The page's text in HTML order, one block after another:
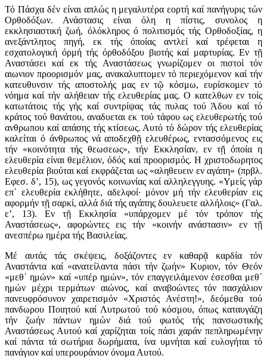
Τό Πάσχα δέν είναι απλώς η μεγαλυτέρα εορτή καί πανήγυρις τών
Ορθοδόξων. Ανάστασις είναι όλη η πίστις, συνολος η
εκκλησιαστική ζωή, όλόκληρος ό πολιτισμός τής Ορθοδοξίας, η
ανεξάντλητος πηγή, εκ τής όποίας αντλεί καί τρέφεται η
εσχατολογική όρμή τής όρθοδόξου βιοτής καί μαρτυρίας. Εν τῇ
Αναστάσει καί εκ τής Αναστάσεως γνωρίζομεν οι πιστοί τόν
αιωνιον προορισμόν μας, ανακαλυπτομεν τό περιεχόμενον καί τήν
κατευθυνσιν τής αποστολής μας εν τῷ κόσμω, ευρίσκομεν τό
νόημα καί τήν αλήθειαν τής ελευθερίας μας. Ο κατελθων εν τοίς
κατωτάτοις τής γής καί συντρίψας τάς πυλας τού Άδου καί τό
κράτος τού θανάτου, αναδυεται εκ τού τάφου ως ελευθερωτής τού
ανθρωπου καί απάσης τής κτίσεως. Αυτό τό δώρον τής ελευθερίας
καλείται ό άνθρωπος νά αποδεχθῇ ελευθέρως, εντασσόμενος εις
τήν «κοινότητα τής θεωσεως», τήν Εκκλησίαν, εν τῇ όποία η
ελευθερία είναι θεμέλιον, όδός καί προορισμός. Η χριστοδωρητος
ελευθερία βιούται καί εκφράζεται ως «αληθευειν εν αγάπη» (πρβλ.
Εφεσ. δ’, 15), ως γεγονός κοινωνίας καί αλληλεγγυης. «Υμείς γάρ
επ᾿ ελευθερία εκλήθητε, αδελφοί· μόνον μή τήν ελευθερίαν εις
αφορμήν τῇ σαρκί, αλλά διά τής αγάπης δουλευετε αλλήλοις» (Γαλ.
ε’, 13). Εν τῇ Εκκλησία «υπάρχομεν μέ τόν τρόπον τής
Αναστάσεως», αφορώντες εις τήν «κοινήν ανάστασιν» εν τῇ
ανεσπέρω ημέρα τής Βασιλείας.
Μέ αυτάς τάς σκέψεις, δοξάζοντες εν καθαρᾷ καρδία τόν
Αναστάντα καί «ανατείλαντα πάσι τήν ζωήν» Κυριον, τόν Θεόν
«μεθ᾿ ημών» καί «υπέρ ημών», τόν επαγγειλάμενον έσεσθαι μεθ᾿
ημών μέχρι τερμάτων αιώνος, καί αναβοώντες τόν πασχάλιον
πανευφρόσυνον χαιρετισμόν «Χριστός Ανέστη!», δεόμεθα τού
πανδωρου Ποιητού καί Λυτρωτού τού κόσμου, όπως καταυγάζη
τήν ζωήν πάντων ημών διά τού φωτός τής πανσωστικής
Αναστάσεως Αυτού καί χαρίζηται τοίς πάσι χαράν πεπληρωμένην
καί πάντα τά σωτήρια δωρήματα, ίνα υμνήται καί ευλογήται τό
πανάγιον καί υπερουράνιον όνομα Αυτού.